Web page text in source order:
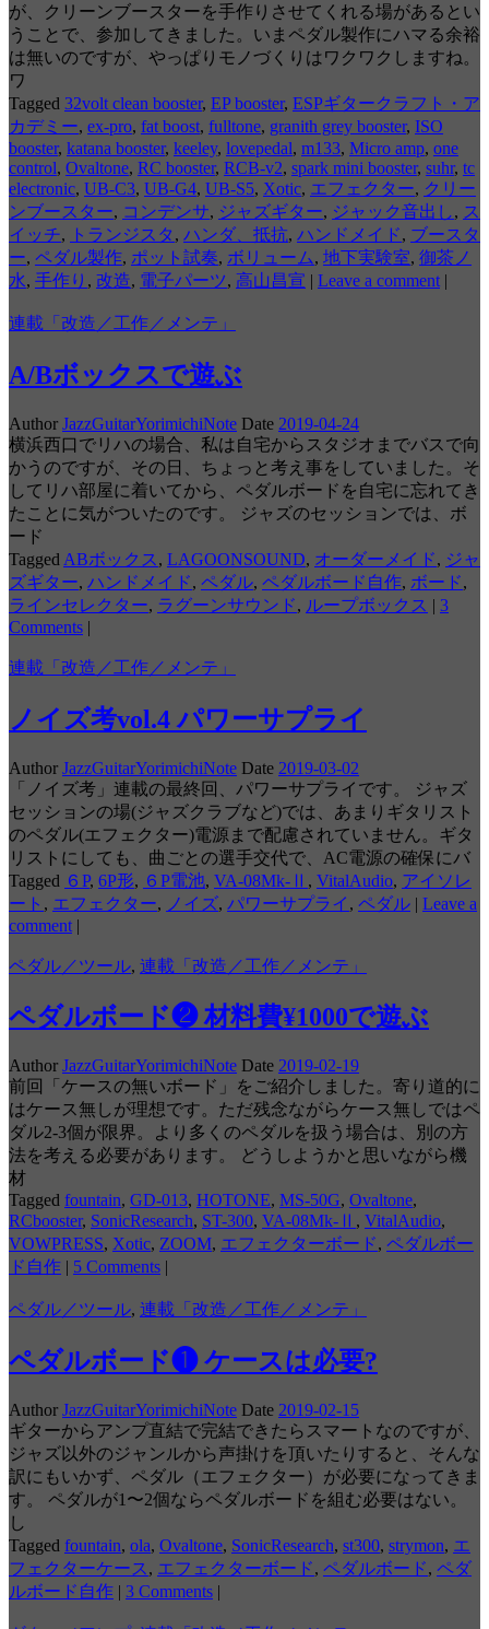
が、クリーンブースターを手作りさせてくれる場があるとい
うことで、参加してきました。いまペダル製作にハマる余裕
は無いのですが、やっぱりモノづくりはワクワクしますね。
ワ
Tagged 32volt clean booster, EP booster, ESPギタークラフト・ア
カデミー, ex-pro, fat boost, fulltone, granith grey booster, ISO
booster, katana booster, keeley, lovepedal, m133, Micro amp, one
control, Ovaltone, RC booster, RCB-v2, spark mini booster, suhr, tc
electronic, UB-C3, UB-G4, UB-S5, Xotic, エフェクター, クリー
ンブースター, コンデンサ, ジャズギター, ジャック音出し, ス
イッチ, トランジスタ , ハンダ、抵抗, ハンドメイド, ブースタ
ー, ペダル製作, ポット試奏, ボリューム, 地下実験室, 御茶ノ
水, 手作り , 改造, 電子パーツ, 高山昌宣 | Leave a comment |
連載「改造／工作／メンテ」
A/Bボックスで遊ぶ
Author JazzGuitarYorimichiNote Date 2019-04-24
横浜西口でリハの場合、私は自宅からスタジオまでバスで向
かうのですが、その日、ちょっと考え事をしていました。そ
してリハ部屋に着いてから、ペダルボードを自宅に忘れてき
たことに気がついたのです。 ジャズのセッションでは、ボ
ード
Tagged ABボックス , LAGOONSOUND, オーダーメイド, ジャ
ズギター, ハンドメイド, ペダル, ペダルボード自作, ボード,
ラインセレクター, ラグーンサウンド, ループボックス | 3
Comments |
連載「改造／工作／メンテ」
ノイズ考vol.4 パワーサプライ
Author JazzGuitarYorimichiNote Date 2019-03-02
「ノイズ考」連載の最終回、パワーサプライです。 ジャズ
セッションの場(ジャズクラブなど)では、あまりギタリスト
のペダル(エフェクター)電源まで配慮されていません。ギタ
リストにしても、曲ごとの選手交代で、AC電源の確保にバ
Tagged ６P, 6P形, ６P電池, VA-08Mk-Ⅱ , VitalAudio, アイソレ
ート , エフェクター, ノイズ, パワーサプライ , ペダル | Leave a
comment |
ペダル／ツール, 連載「改造／工作／メンテ」
ペダルボード❷ 材料費¥1000で遊ぶ
Author JazzGuitarYorimichiNote Date 2019-02-19
前回「ケースの無いボード」をご紹介しました。寄り道的に
はケース無しが理想です。ただ残念ながらケース無しではペ
ダル2-3個が限界。より多くのペダルを扱う場合は、別の方
法を考える必要があります。 どうしようかと思いながら機
材
Tagged fountain, GD-013, HOTONE, MS-50G, Ovaltone,
RCbooster, SonicResearch, ST-300, VA-08Mk-Ⅱ , VitalAudio,
VOWPRESS, Xotic, ZOOM, エフェクターボード, ペダルボー
ド自作 | 5 Comments |
ペダル／ツール, 連載「改造／工作／メンテ」
ペダルボード❶ ケースは必要?
Author JazzGuitarYorimichiNote Date 2019-02-15
ギターからアンプ直結で完結できたらスマートなのですが、
ジャズ以外のジャンルから声掛けを頂いたりすると、そんな
訳にもいかず、ペダル（エフェクター）が必要になってきま
す。 ペダルが1〜2個ならペダルボードを組む必要はない。
し
Tagged fountain, ola, Ovaltone, SonicResearch, st300, strymon, エ
フェクターケース , エフェクターボード, ペダルボード, ペダ
ルボード自作 | 3 Comments |